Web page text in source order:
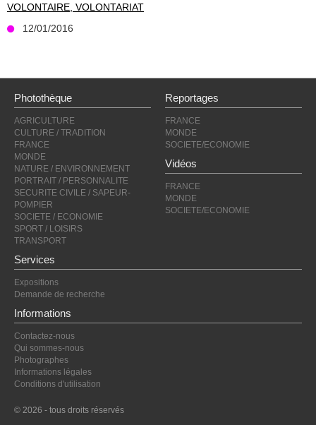
VOLONTAIRE, VOLONTARIAT
12/01/2016
Photothèque
AGRICULTURE
CULTURE / TRADITION
FRANCE
MONDE
NATURE / ENVIRONNEMENT
PORTRAIT / PERSONNALITE
SECURITE CIVILE / SAPEUR-
POMPIER
SOCIETE / ECONOMIE
SPORT / LOISIRS
TRANSPORT
Reportages
FRANCE
MONDE
SOCIETE/ECONOMIE
Vidéos
FRANCE
MONDE
SOCIETE/ECONOMIE
Services
Expositions
Demande de recherche
Informations
Contactez-nous
Qui sommes-nous
Photographes
Informations légales
Conditions d'utilisation
© 2026 - tous droits réservés